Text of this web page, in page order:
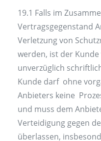
19.1 Falls im
Vertragsgegenstand
Verletzung von
werden, ist der
unverzüglich
Kunde darf ohne
Anbieters keine
und muss dem
Verteidigung gegen
überlassen,